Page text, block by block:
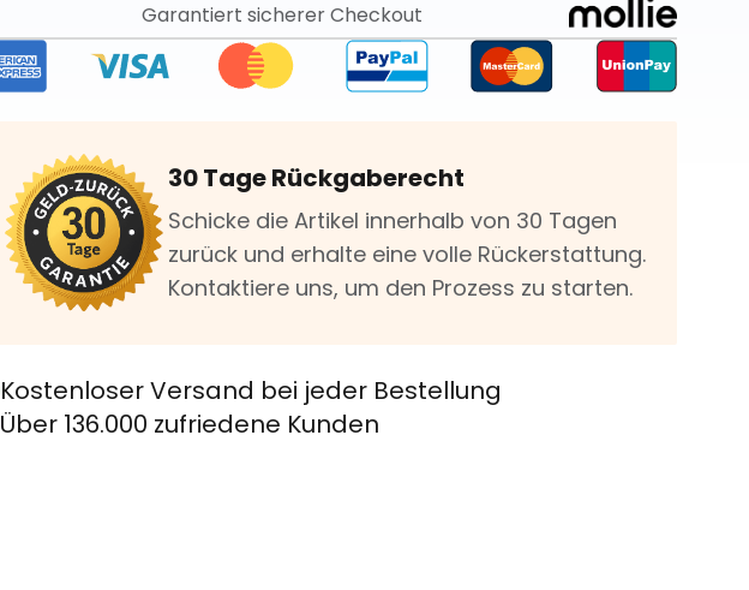
Garantiert sicherer Checkout
30 Tage Rückgaberecht
Schicke die Artikel innerhalb von 30 Tagen
zurück und erhalte eine volle Rückerstattung.
Kontaktiere uns, um den Prozess zu starten.
Kostenloser Versand bei jeder Bestellung
Über 136.000 zufriedene Kunden